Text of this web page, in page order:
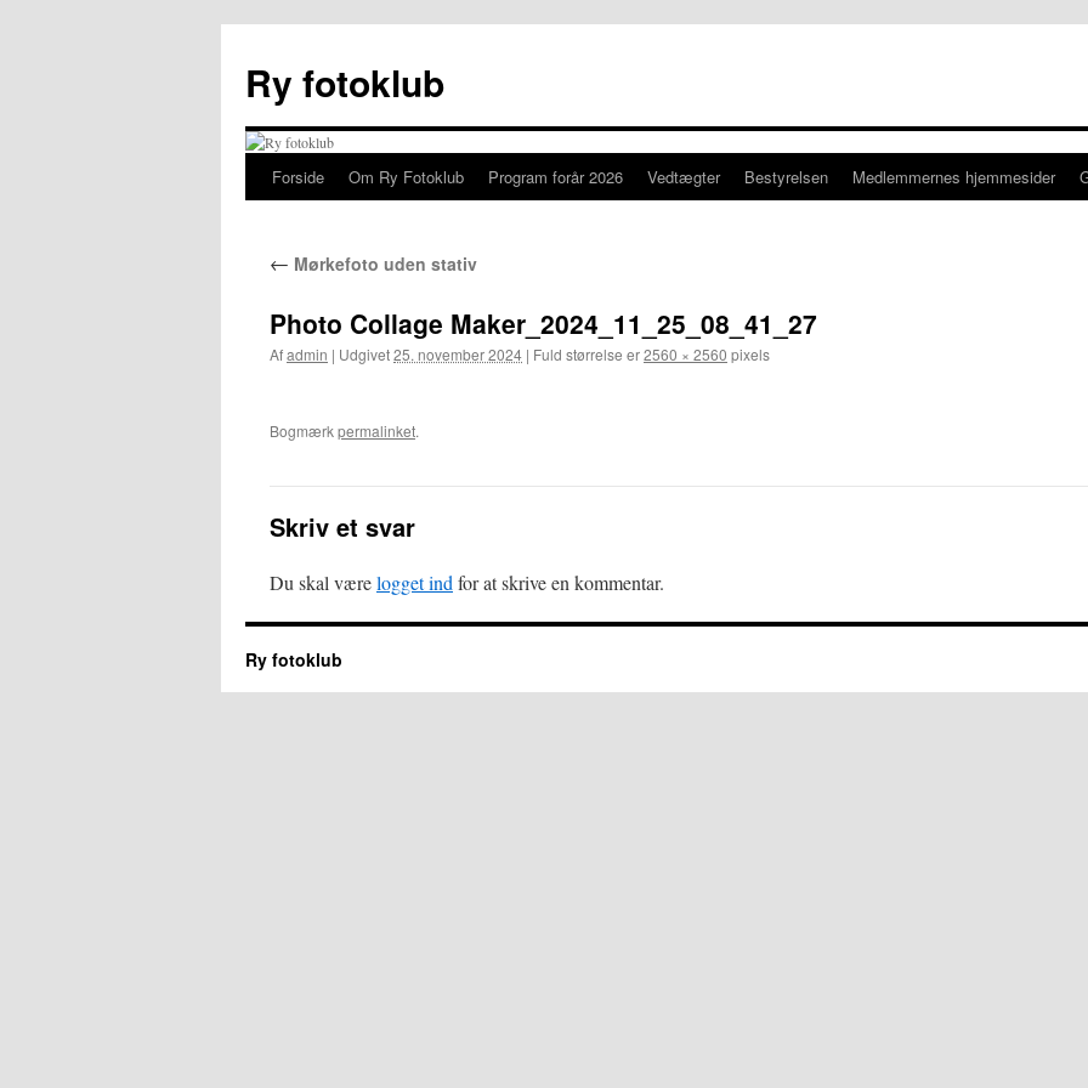
indhold
Ry fotoklub
Forside Om Ry Fotoklub Program forår 2026 Vedtægter Bestyrelsen Medlemmernes hjemmesider
← Mørkefoto uden stativ
Photo Collage Maker_2024_11_25_08_41_27
Afadmin | Udgivet25. november 2024 | Fuld størrelse er2560 × 2560 pixels
Bogmærkpermalinket.
Skriv et svar
Du skal værelogget ind for at skrive en kommentar.
Ry fotoklub